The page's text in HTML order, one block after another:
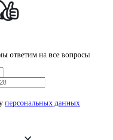
ответим на все вопросы
персональных данных